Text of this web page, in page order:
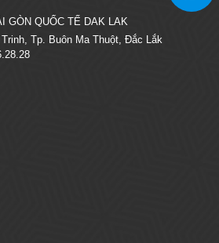
GÒN QUỐC TẾ DAK LAK
Tp. Buôn Ma Thuột, Đắc Lắk